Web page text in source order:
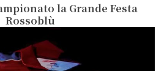
la Grande Festa
Rossoblù